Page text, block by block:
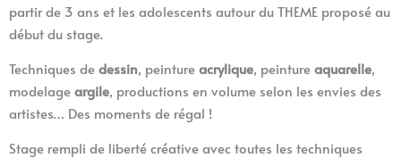
partir de 3 ans et les adolescents autour du THEME proposé au
début du stage.
Techniques dedessin, peintureacrylique, peintureaquarelle,
modelageargile, productions en volume selon les envies des
artistes… Des moments de régal !
Stage rempli de liberté créative avec toutes les techniques